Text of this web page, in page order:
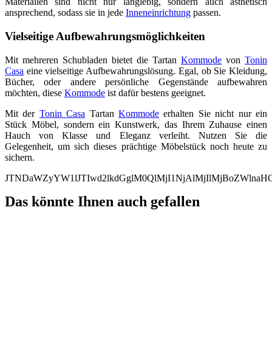
ansprechend, sodass sie in jede Inneneinrichtung passen.
Vielseitige Aufbewahrungsmöglichkeiten
Mit mehreren Schubladen bietet die Tartan Kommode von Tonin
Casa eine vielseitige Aufbewahrungslösung. Egal, ob Sie Kleidung,
Bücher, oder andere persönliche Gegenstände aufbewahren
möchten, diese Kommode ist dafür bestens geeignet.
Mit der Tonin Casa TartanKommode erhalten Sie nicht nur ein
Stück Möbel, sondern ein Kunstwerk, das Ihrem Zuhause einen
Hauch von Klasse und Eleganz verleiht. Nutzen Sie die
Gelegenheit, um sich dieses prächtige Möbelstück noch heute zu
sichern.
Das könnte Ihnen auch gefallen